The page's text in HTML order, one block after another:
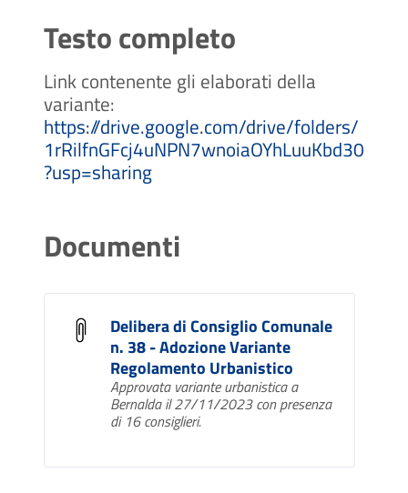
Testo completo
Link contenente gli elaborati della
variante:
https://drive.google.com/drive/folders/
1rRilfnGFcj4uNPN7wnoiaOYhLuuKbd30
?usp=sharing
Documenti
Delibera di Consiglio Comunale
n. 38 - Adozione Variante
Regolamento Urbanistico
Approvata variante urbanistica a
Bernalda il 27/11/2023 con presenza
di 16 consiglieri.